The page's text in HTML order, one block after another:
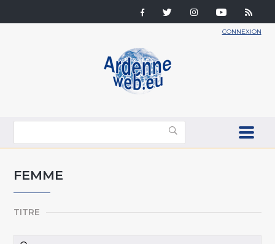
CONNEXION
FEMME
TITRE